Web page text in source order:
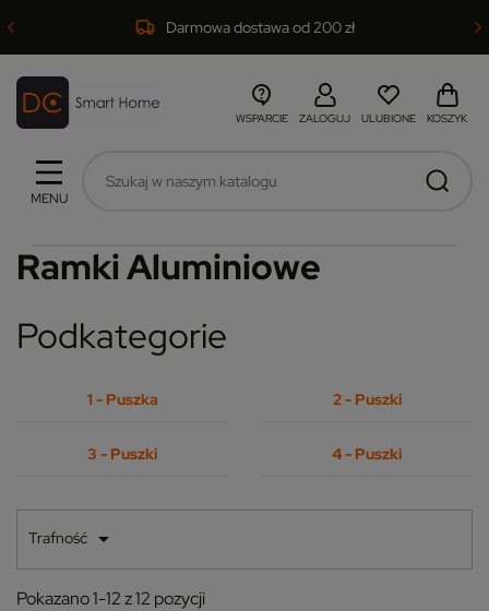
Darmowa dostawa od 200 zł
MENU
WSPARCIE ZALOGUJ ULUBIONE KOSZYK
Ramki Aluminiowe
Podkategorie
1 - Puszka 2 - Puszki
3 - Puszki 4 - Puszki
Trafność 
Pokazano 1-12 z 12 pozycji